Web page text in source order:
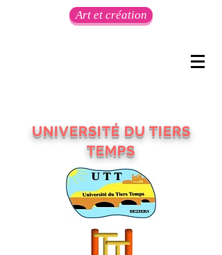
Art et création
UNIVERSITÉ DU TIERS
TEMPS